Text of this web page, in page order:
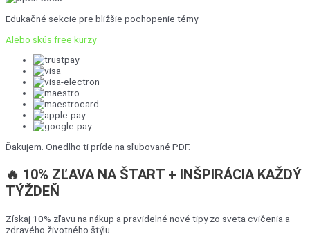
Edukačné sekcie pre bližšie pochopenie témy
Alebo skús free kurzy
Ďakujem. Onedlho ti príde na sľubované PDF.
🔥 10% ZĽAVA NA ŠTART + INŠPIRÁCIA KAŽDÝ
TÝŽDEŇ
Získaj 10% zľavu na nákup a pravidelné nové tipy zo sveta cvičenia a
zdravého životného štýlu.